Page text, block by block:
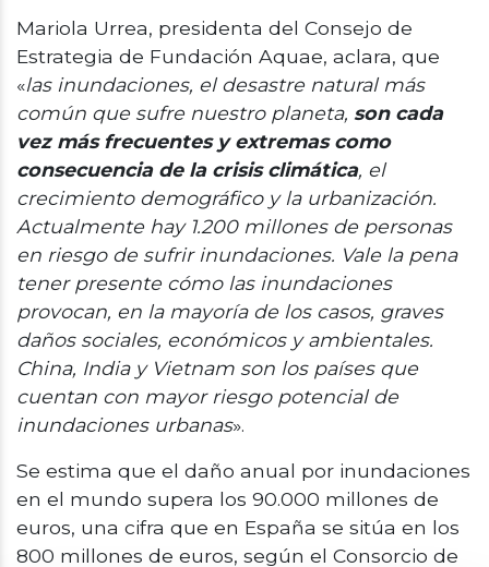
Mariola Urrea, presidenta del Consejo de
Estrategia de Fundación Aquae, aclara, que
«las inundaciones, el desastre natural más
común que sufre nuestro planeta, son cada
vez más frecuentes y extremas como
consecuencia de la crisis climática, el
crecimiento demográfico y la urbanización.
Actualmente hay 1.200 millones de personas
en riesgo de sufrir inundaciones. Vale la pena
tener presente cómo las inundaciones
provocan, en la mayoría de los casos, graves
daños sociales, económicos y ambientales.
China, India y Vietnam son los países que
cuentan con mayor riesgo potencial de
inundaciones urbanas».
Se estima que el daño anual por inundaciones
en el mundo supera los 90.000 millones de
euros, una cifra que en España se sitúa en los
800 millones de euros, según el Consorcio de